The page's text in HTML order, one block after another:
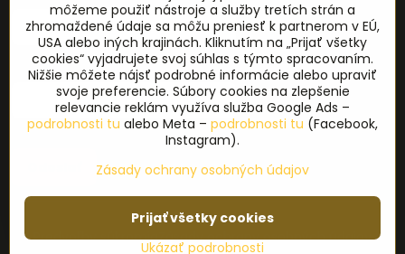
E-mail*
©2026Copyright
Predvoľby súkromiaZásady ochrany osobných údajov
môžeme použiť nástroje a služby tretích strán a
zhromaždené údaje sa môžu preniesť k partnerom v EÚ,
USA alebo iných krajinách. Kliknutím na „Prijať všetky
cookies“ vyjadrujete svoj súhlas s týmto spracovaním.
Nižšie môžete nájsť podrobné informácie alebo upraviť
svoje preferencie. Súbory cookies na zlepšenie
relevancie reklám využíva služba Google Ads –
podrobnosti tu alebo Meta – podrobnosti tu (Facebook,
Instagram).
Zásady ochrany osobných údajov
Ukázať podrobnosti
Prijať všetky cookies